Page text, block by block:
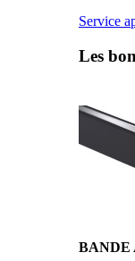
Service
Les
BANDE